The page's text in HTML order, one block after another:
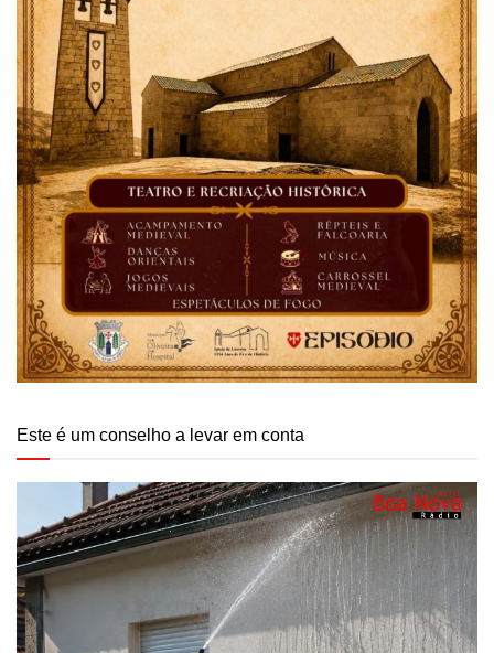
Este é um conselho a levar em conta